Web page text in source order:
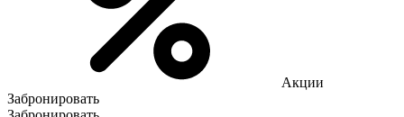
Акции
Забронировать